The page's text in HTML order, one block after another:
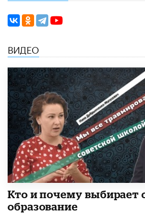
ВИДЕО
Кто и почему выбирает
образование